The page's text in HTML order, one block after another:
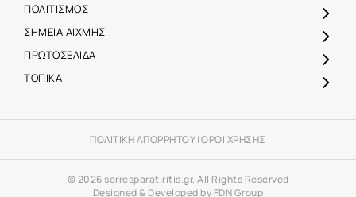
ΠΟΛΙΤΙΣΜΟΣ
ΣΗΜΕΙΑ ΑΙΧΜΗΣ
ΠΡΩΤΟΣΕΛΙΔΑ
ΤΟΠΙΚΑ
ΠΟΛΙΤΙΚΗ ΑΠΟΡΡΗΤΟΥ|ΟΡΟΙ ΧΡΗΣΗΣ
© 2026 serresparatiritis.gr, All Rights Reserved
Designed & Developed by FDN Group